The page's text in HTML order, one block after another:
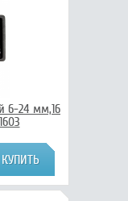
6-24 мм,16